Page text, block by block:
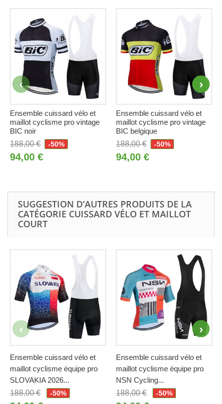
Ensemble cuissard vélo et
maillot cyclisme pro vintage
BIC noir
188,00 €
-50%
94,00 €
Ensemble cuissard vélo et
maillot cyclisme pro vintage
BIC belgique
188,00 €
-50%
94,00 €
SUGGESTION D'AUTRES PRODUITS DE LA
CATÉGORIE CUISSARD VÉLO ET MAILLOT
COURT
Ensemble cuissard vélo et
maillot cyclisme équipe pro
SLOVAKIA 2026...
188,00 €
-50%
Ensemble cuissard vélo et
maillot cyclisme équipe pro
NSN Cycling...
188,00 €
-50%